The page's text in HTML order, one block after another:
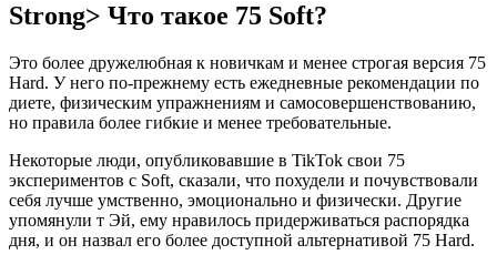
Strong> Что такое 75 Soft?
Это более дружелюбная к новичкам и менее строгая версия 75
Hard. У него по-прежнему есть ежедневные рекомендации по
диете, физическим упражнениям и самосовершенствованию,
но правила более гибкие и менее требовательные.
Некоторые люди, опубликовавшие в TikTok свои 75
экспериментов с Soft, сказали, что похудели и почувствовали
себя лучше умственно, эмоционально и физически. Другие
упомянули т Эй, ему нравилось придерживаться распорядка
дня, и он назвал его более доступной альтернативой 75 Hard.